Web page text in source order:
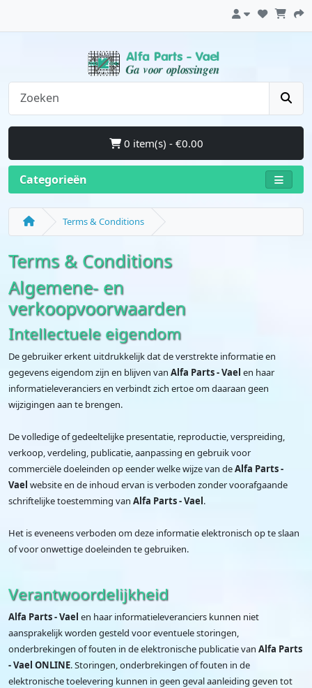
0 item(s) - €0.00
Categorieën
Terms & Conditions
Terms & Conditions
Algemene- en
verkoopvoorwaarden
Intellectuele eigendom
De gebruiker erkent uitdrukkelijk dat de verstrekte informatie en
gegevens eigendom zijn en blijven van Alfa Parts - Vael en haar
informatieleveranciers en verbindt zich ertoe om daaraan geen
wijzigingen aan te brengen.
De volledige of gedeeltelijke presentatie, reproductie, verspreiding,
verkoop, verdeling, publicatie, aanpassing en gebruik voor
commerciële doeleinden op eender welke wijze van deAlfa Parts -
Vael website en de inhoud ervan is verboden zonder voorafgaande
schriftelijke toestemming van Alfa Parts - Vael.
Het is eveneens verboden om deze informatie elektronisch op te slaan
of voor onwettige doeleinden te gebruiken.
Verantwoordelijkheid
Alfa Parts - Vael en haar informatieleveranciers kunnen niet
aansprakelijk worden gesteld voor eventuele storingen,
onderbrekingen of fouten in de elektronische publicatie van Alfa Parts
- Vael ONLINE. Storingen, onderbrekingen of fouten in de
elektronische toelevering kunnen in geen geval aanleiding geven tot